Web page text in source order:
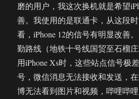
磨的用户，我这次换机就是希望
善。我使用的是联通卡，从这段
看，iPhone 12的信号有明显改善
勤路线（地铁十号线国贸至石榴
用iPhone Xs时，这些站点信号极
号，微信消息无法接收和发送，
博无法看到图片和视频，哔哩哔